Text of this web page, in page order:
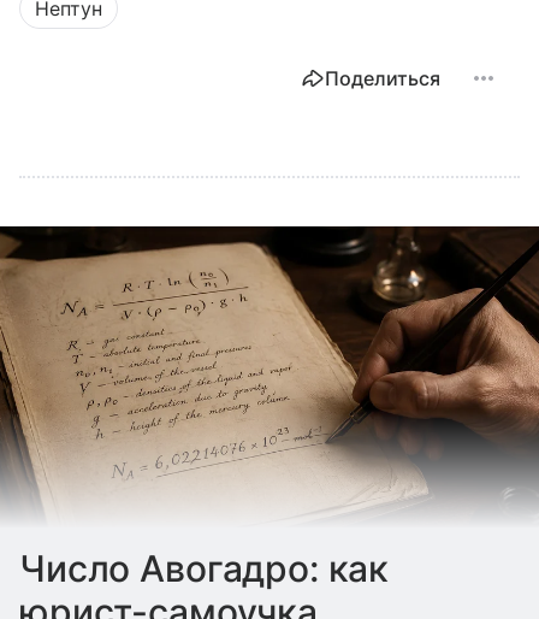
Нептун
Поделиться
Число Авогадро: как